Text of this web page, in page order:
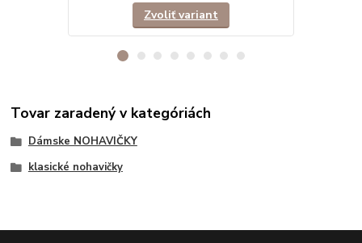
Zvoliť variant
Tovar zaradený v kategóriách
Dámske NOHAVIČKY
klasické nohavičky